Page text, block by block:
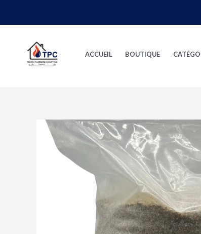
ACCUEIL BOUTIQUE